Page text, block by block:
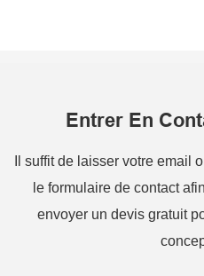
Entrer En
Il suffit de laisser votre email
le formulaire de contact
envoyer un devis gratuit